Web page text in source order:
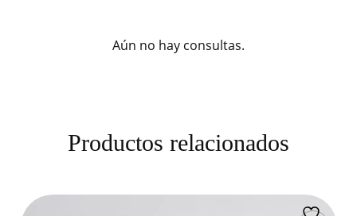
Aún no hay consultas.
Productos relacionados